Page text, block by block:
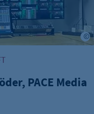
PACE Media